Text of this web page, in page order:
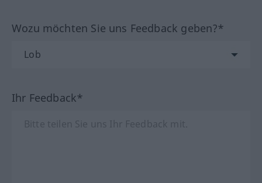
Wozu möchten Sie uns Feedback geben?*
Ihr Feedback*